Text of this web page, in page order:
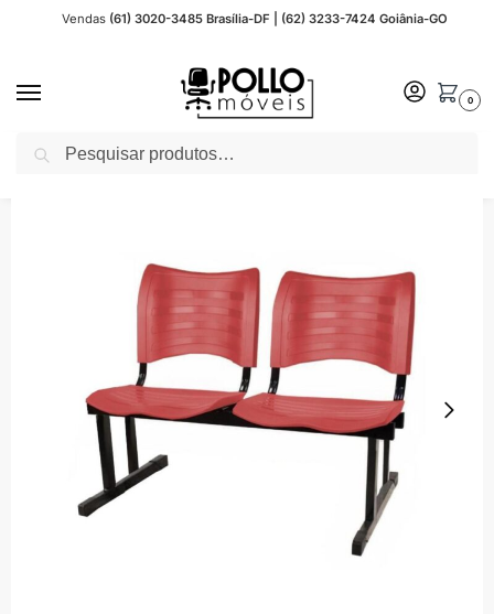
Vendas (61) 3020-3485 Brasília-DF | (62) 3233-7424 Goiânia-GO
0
Início Cadeira Escritório / Cadeiras Longarina para Recepção